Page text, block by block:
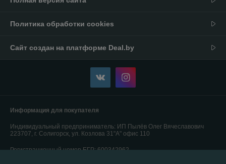
Политика обработки cookies
Сайт создан на платформе Deal.by
Информация для покупателя
Индивидуальный предприниматель: ИП Пылёв Олег Вячеславович
223707, г. Солигорск, ул. Козлова 31"А" офис 110
Регистрационный номер ЕГР: 600342962